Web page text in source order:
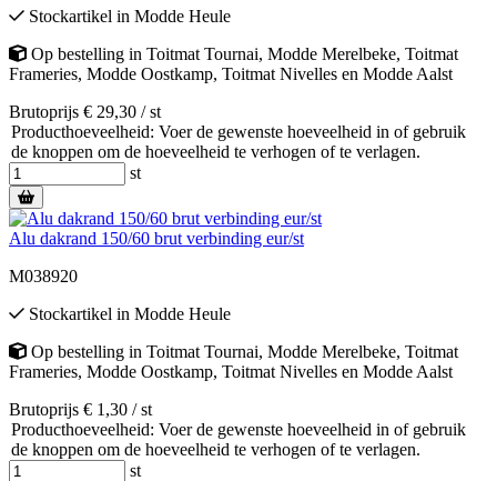
Stockartikel in Modde Heule
Op bestelling in Toitmat Tournai, Modde Merelbeke, Toitmat
Frameries, Modde Oostkamp, Toitmat Nivelles en Modde Aalst
Brutoprijs € 29,30 / st
Producthoeveelheid: Voer de gewenste hoeveelheid in of gebruik
de knoppen om de hoeveelheid te verhogen of te verlagen.
st
Alu dakrand 150/60 brut verbinding eur/st
M038920
Stockartikel in Modde Heule
Op bestelling in Toitmat Tournai, Modde Merelbeke, Toitmat
Frameries, Modde Oostkamp, Toitmat Nivelles en Modde Aalst
Brutoprijs € 1,30 / st
Producthoeveelheid: Voer de gewenste hoeveelheid in of gebruik
de knoppen om de hoeveelheid te verhogen of te verlagen.
st